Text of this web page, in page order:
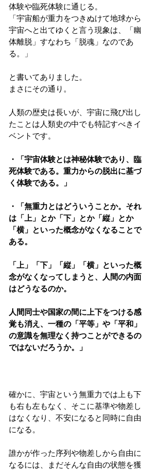
体験や臨死体験に通じる。
「宇宙船が重力をつきぬけて地球から
宇宙へと出てゆくと言う現象は、「幽
体離脱」すなわち「脱魂」なのであ
る。」
と書いてありました。
まさにその通り。
人類の歴史は長いが、宇宙に飛び出し
たことは人類史の中でも特記すべきイ
ベントです。
・「宇宙体験とは神秘体験であり、臨
死体験である。重力からの脱出に基づ
く体験である。」
・「無重力とはどういうことか。それ
は「上」とか「下」とか「縦」とか
「横」といった概念がなくなることで
ある。
「上」「下」「縦」「横」といった概
念がなくなってしまうと、人間の内面
はどうなるのか。
人間同士や国家の間に上下をつける感
覚も消え、一種の「平等」や「平和」
の意識を無理なく持つことができるの
ではないだろうか。」
確かに、宇宙という無重力では上も下
も右も左もなく、そこに基準や物差し
はなくなり、不安になると同時に自由
になる。
誰かが作った序列や物差しから自由に
なるには、まだそんな自由の状態を獲